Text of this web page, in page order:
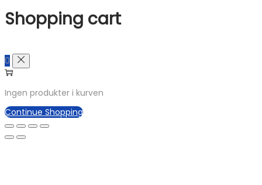
Shopping cart
0
Ingen produkter i kurven
Continue Shopping